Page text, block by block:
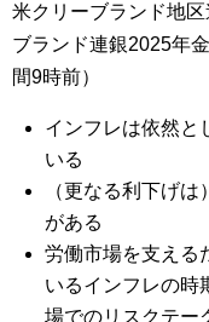
米クリーブランド地
ブランド連銀2025年
間9時前）
インフレは依然と
いる
（更なる利下げ
がある
労働市場を支える
いるインフレの時
場でのリスクテー